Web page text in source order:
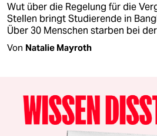
Wut über die Regelung für die
Stellen bringt Studierende in
Über 30 Menschen starben bei
Von Natalie Mayroth